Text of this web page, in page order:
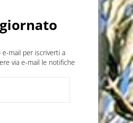
mail per iscriverti a
via e-mail le notifiche